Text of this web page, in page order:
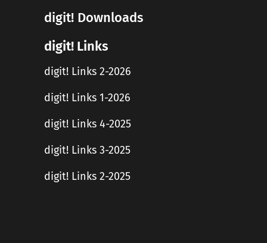
digit! Downloads
digit! Links
digit! Links 2-2026
digit! Links 1-2026
digit! Links 4-2025
digit! Links 3-2025
digit! Links 2-2025